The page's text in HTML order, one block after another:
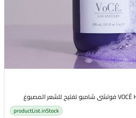
productList.inStock